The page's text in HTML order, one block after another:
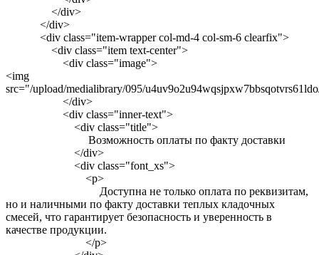
</div>
</div>
<div class="item-wrapper col-md-4 col-sm-6 clearfix">
<div class="item text-center">
<div class="image">
<img
src="/upload/medialibrary/095/
</div>
<div class="inner-text">
<div class="title">
Возможность оплаты по факту доставки
</div>
<div class="font_xs">
<p>
Доступна не только оплата по реквизитам,
но и наличными по факту доставки теплых кладочных
смесей, что гарантирует безопасность и уверенность в
качестве продукции.
</p>